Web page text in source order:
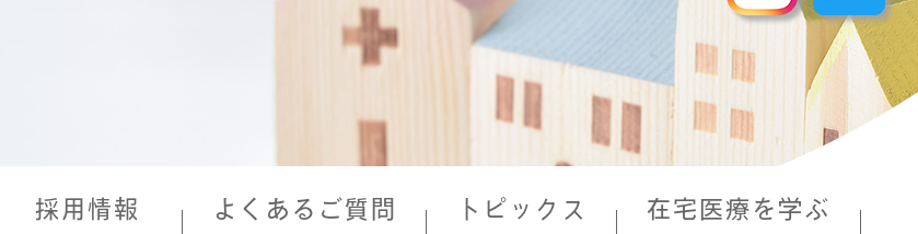
採用情報 よくあるご質問 トピックス 在宅医療を学ぶ